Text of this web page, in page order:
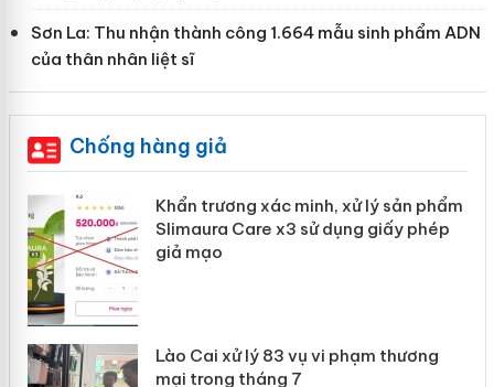
Sơn La: Thu nhận thành công 1.664 mẫu sinh phẩm ADN
của thân nhân liệt sĩ
Chống hàng giả
Khẩn trương xác minh, xử lý sản phẩm
Slimaura Care x3 sử dụng giấy phép
giả mạo
Lào Cai xử lý 83 vụ vi phạm thương
mại trong tháng 7